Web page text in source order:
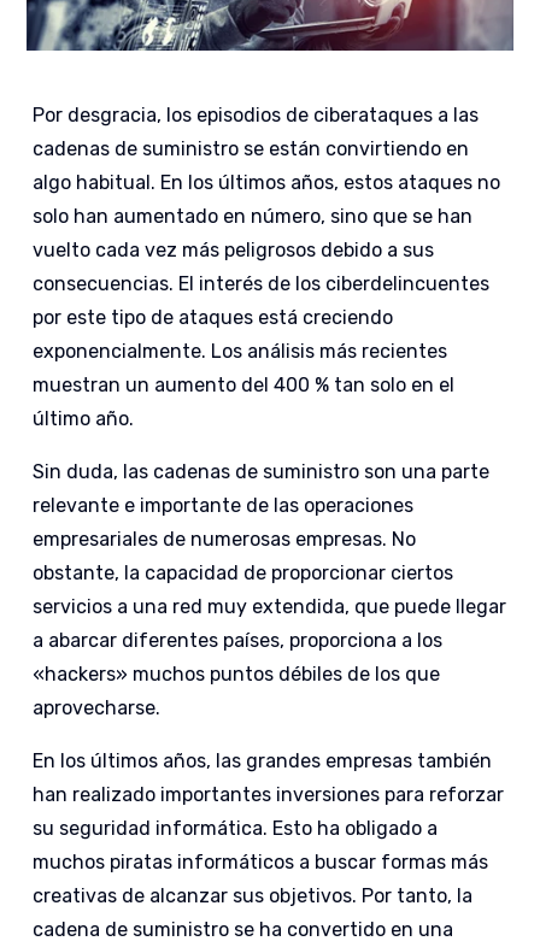
Por desgracia, los episodios de ciberataques a las
cadenas de suministro se están convirtiendo en
algo habitual. En los últimos años, estos ataques no
solo han aumentado en número, sino que se han
vuelto cada vez más peligrosos debido a sus
consecuencias. El interés de los ciberdelincuentes
por este tipo de ataques está creciendo
exponencialmente. Los análisis más recientes
muestran un aumento del 400 % tan solo en el
último año.
Sin duda, las cadenas de suministro son una parte
relevante e importante de las operaciones
empresariales de numerosas empresas. No
obstante, la capacidad de proporcionar ciertos
servicios a una red muy extendida, que puede llegar
a abarcar diferentes países, proporciona a los
«hackers» muchos puntos débiles de los que
aprovecharse.
En los últimos años, las grandes empresas también
han realizado importantes inversiones para reforzar
su seguridad informática. Esto ha obligado a
muchos piratas informáticos a buscar formas más
creativas de alcanzar sus objetivos. Por tanto, la
cadena de suministro se ha convertido en una